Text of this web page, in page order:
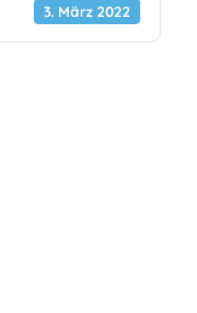
3. März 2022